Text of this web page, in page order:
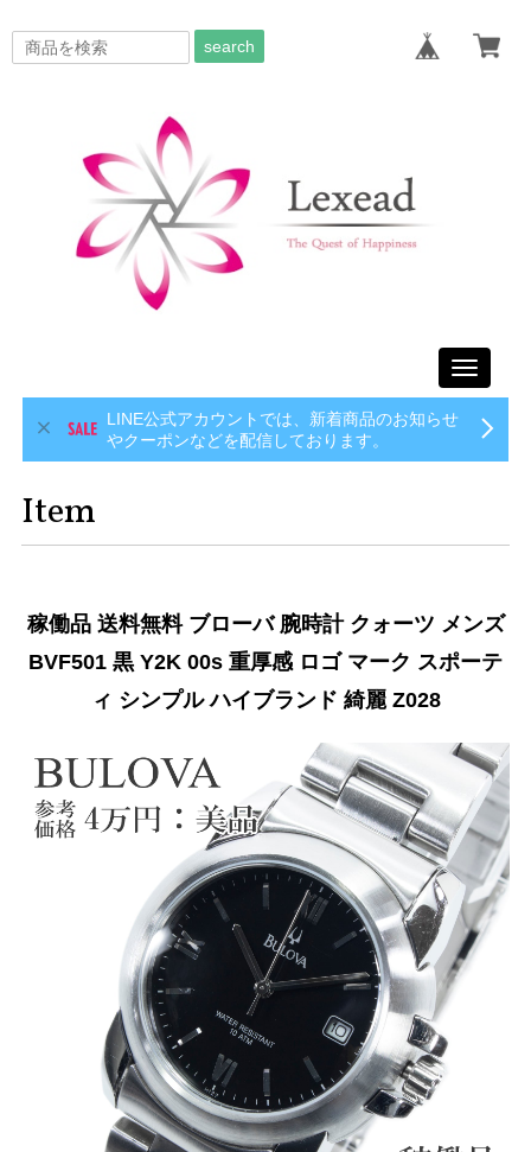
search
Toggle
LINE公式アカウントでは、新着商品のお知らせ
やクーポンなどを配信しております。
Item
稼働品 送料無料 ブローバ 腕時計 クォーツ メンズ
BVF501 黒 Y2K 00s 重厚感 ロゴ マーク スポーテ
ィ シンプル ハイブランド 綺麗 Z028